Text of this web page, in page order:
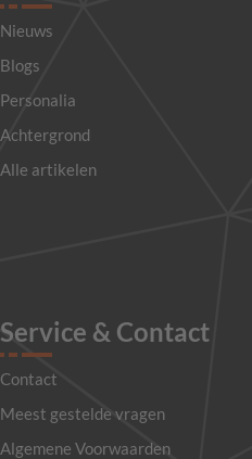
Nieuws
Blogs
Personalia
Achtergrond
Alle artikelen
Service & Contact
Contact
Meest gestelde vragen
Algemene Voorwaarden